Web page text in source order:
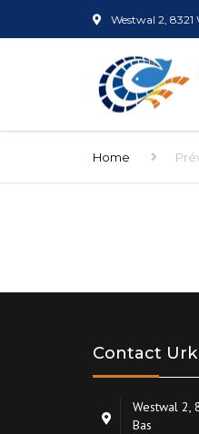
Westwal 2, 8321
Home
Contact Urk
Westwal 2,
Bas